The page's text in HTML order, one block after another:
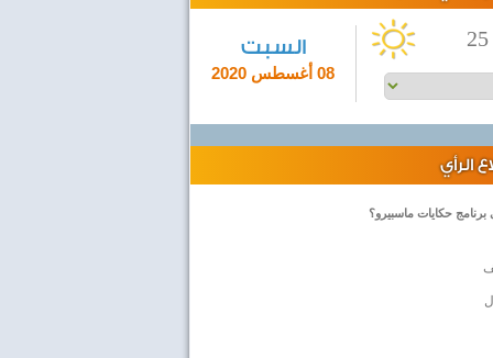
السبت
08 أغسطس 2020
25
الرأي
برنامج حكايات ماسبيرو؟